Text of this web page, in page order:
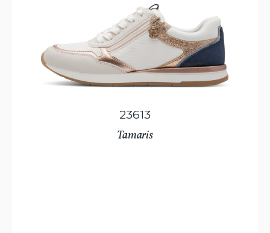
23613
Tamaris